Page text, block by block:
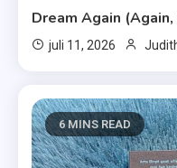
Dream Again
juli 11, 2026
6 MINS READ